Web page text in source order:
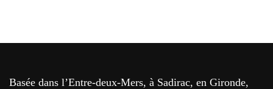
Basée dans l’Entre-deux-Mers, à Sadirac, en Gironde,